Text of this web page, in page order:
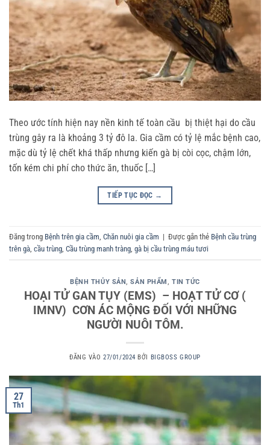
Theo ước tính hiện nay nền kinh tế toàn cầu bị thiệt hại do cầu
trùng gây ra là khoảng 3 tỷ đô la. Gia cầm có tỷ lệ mắc bệnh cao,
mặc dù tỷ lệ chết khá thấp nhưng kiến gà bị còi cọc, chậm lớn,
tốn kém chi phí cho thức ăn, thuốc […]
TIẾP TỤC ĐỌC →
Đăng trong Bệnh trên gia cầm Chăn nuôi gia cầm | Được gắn thẻ Bệnh cầu trùng
trên gà cầu trùng Cầu trùng manh tràng gà bị cầu trùng máu tươi
BỆNH THỦY SẢN,SẢN PHẨM ,TIN TỨC
HOẠI TỬ GAN TỤY (EMS) – HOẠT TỬ CƠ (
IMNV) CƠN ÁC MỘNG ĐỐI VỚI NHỮNG
NGƯỜI NUÔI TÔM.
ĐĂNG VÀO27/01/2024 BỞI BIGBOSS GROUP
27
Th1